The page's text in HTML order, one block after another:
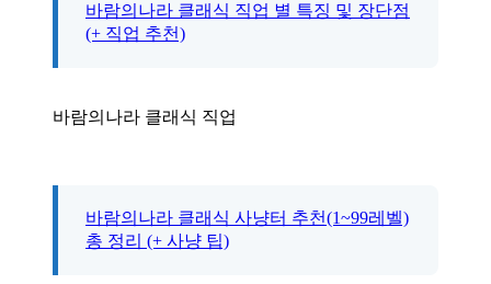
바람의나라 클래식 직업 별 특징 및 장단점
(+ 직업 추천)
바람의나라 클래식 직업
바람의나라 클래식 사냥터 추천(1~99레벨)
총 정리 (+ 사냥 팁)